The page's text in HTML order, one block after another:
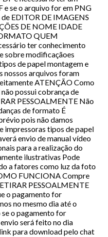
e se o arquivo for em PNG
EDITOR DE IMAGENS
DE NOME IDADE
QUEM
ter conhecimento
sobre modificaçãoes
de papel montagem e
nossos arquivos foram
ATENÇÃO Como
possui cobrança de
PESSOALMENTE Não
de formato É
pois não damos
impressoras tipos de papel
envio de manual vídeo
para a realização do
ilustrativas Pode
a fatores como luz da foto
FUNCIONA Compre
PESSOALMENTE
o pagamento for
no mesmo dia até o
o pagamento for
será feito no dia
para download pelo chat